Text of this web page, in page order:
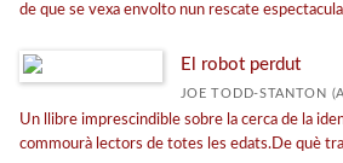
de que se vexa envolto nun rescate
El robot perdut
JOE TODD-STANTON
Un llibre imprescindible sobre la cerca de la
commourà lectors de totes les edats.De què